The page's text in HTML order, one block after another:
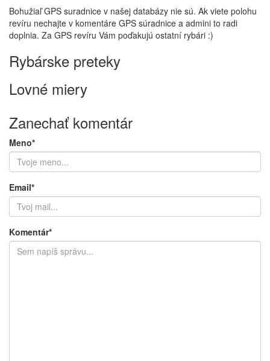
Bohužiaľ GPS suradnice v našej databázy nie sú. Ak viete polohu
revíru nechajte v komentáre GPS súradnice a admini to radi
doplnia. Za GPS revíru Vám poďakujú ostatní rybári :)
Rybárske preteky
Lovné miery
Zanechať komentár
Meno*
Email*
Komentár*